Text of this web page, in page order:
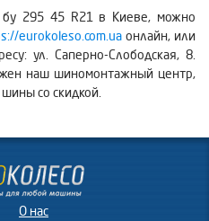
295 45 R21 в Киеве, можно
eurokoleso.com.uaонлайн, или
ул. Саперно-Слободская, 8.
наш шиномонтажный центр,
со скидкой.
О нас